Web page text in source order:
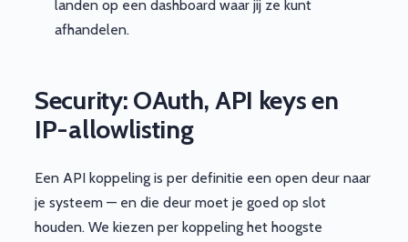
landen op een dashboard waar jij ze kunt
afhandelen.
Security: OAuth, API keys en
IP-allowlisting
Een API koppeling is per definitie een open deur naar
je systeem — en die deur moet je goed op slot
houden. We kiezen per koppeling het hoogste